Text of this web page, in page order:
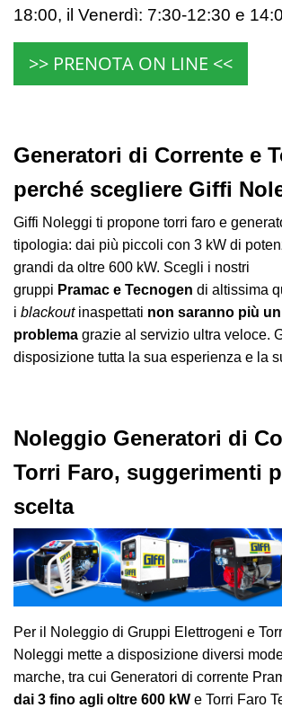
18:00, il Venerdì: 7:30-12:30 e
>> PRENOTA ON LINE <<
Generatori di Corrente e
perché scegliere Giffi
Giffi Noleggi ti propone torri faro e
tipologia: dai più piccoli con 3 kW di
grandi da oltre 600 kW. Scegli i nostri
gruppi Pramac e Tecnogen di altissima
i blackoutinaspettati non saranno più un
problema grazie al servizio ultra veloce.
disposizione tutta la sua esperienza e la
Noleggio Generatori di
Torri Faro, suggerimenti
scelta
Per il Noleggio di Gruppi Elettrogeni e
Noleggi mette a disposizione diversi
marche, tra cui Generatori di corrente
dai 3 fino agli oltre 600 kW e Torri Faro